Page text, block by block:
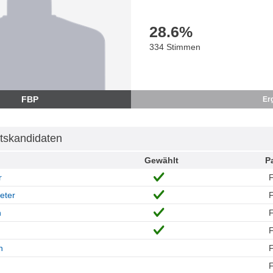
FBP
28.6%
334 Stimmen
Gewählt